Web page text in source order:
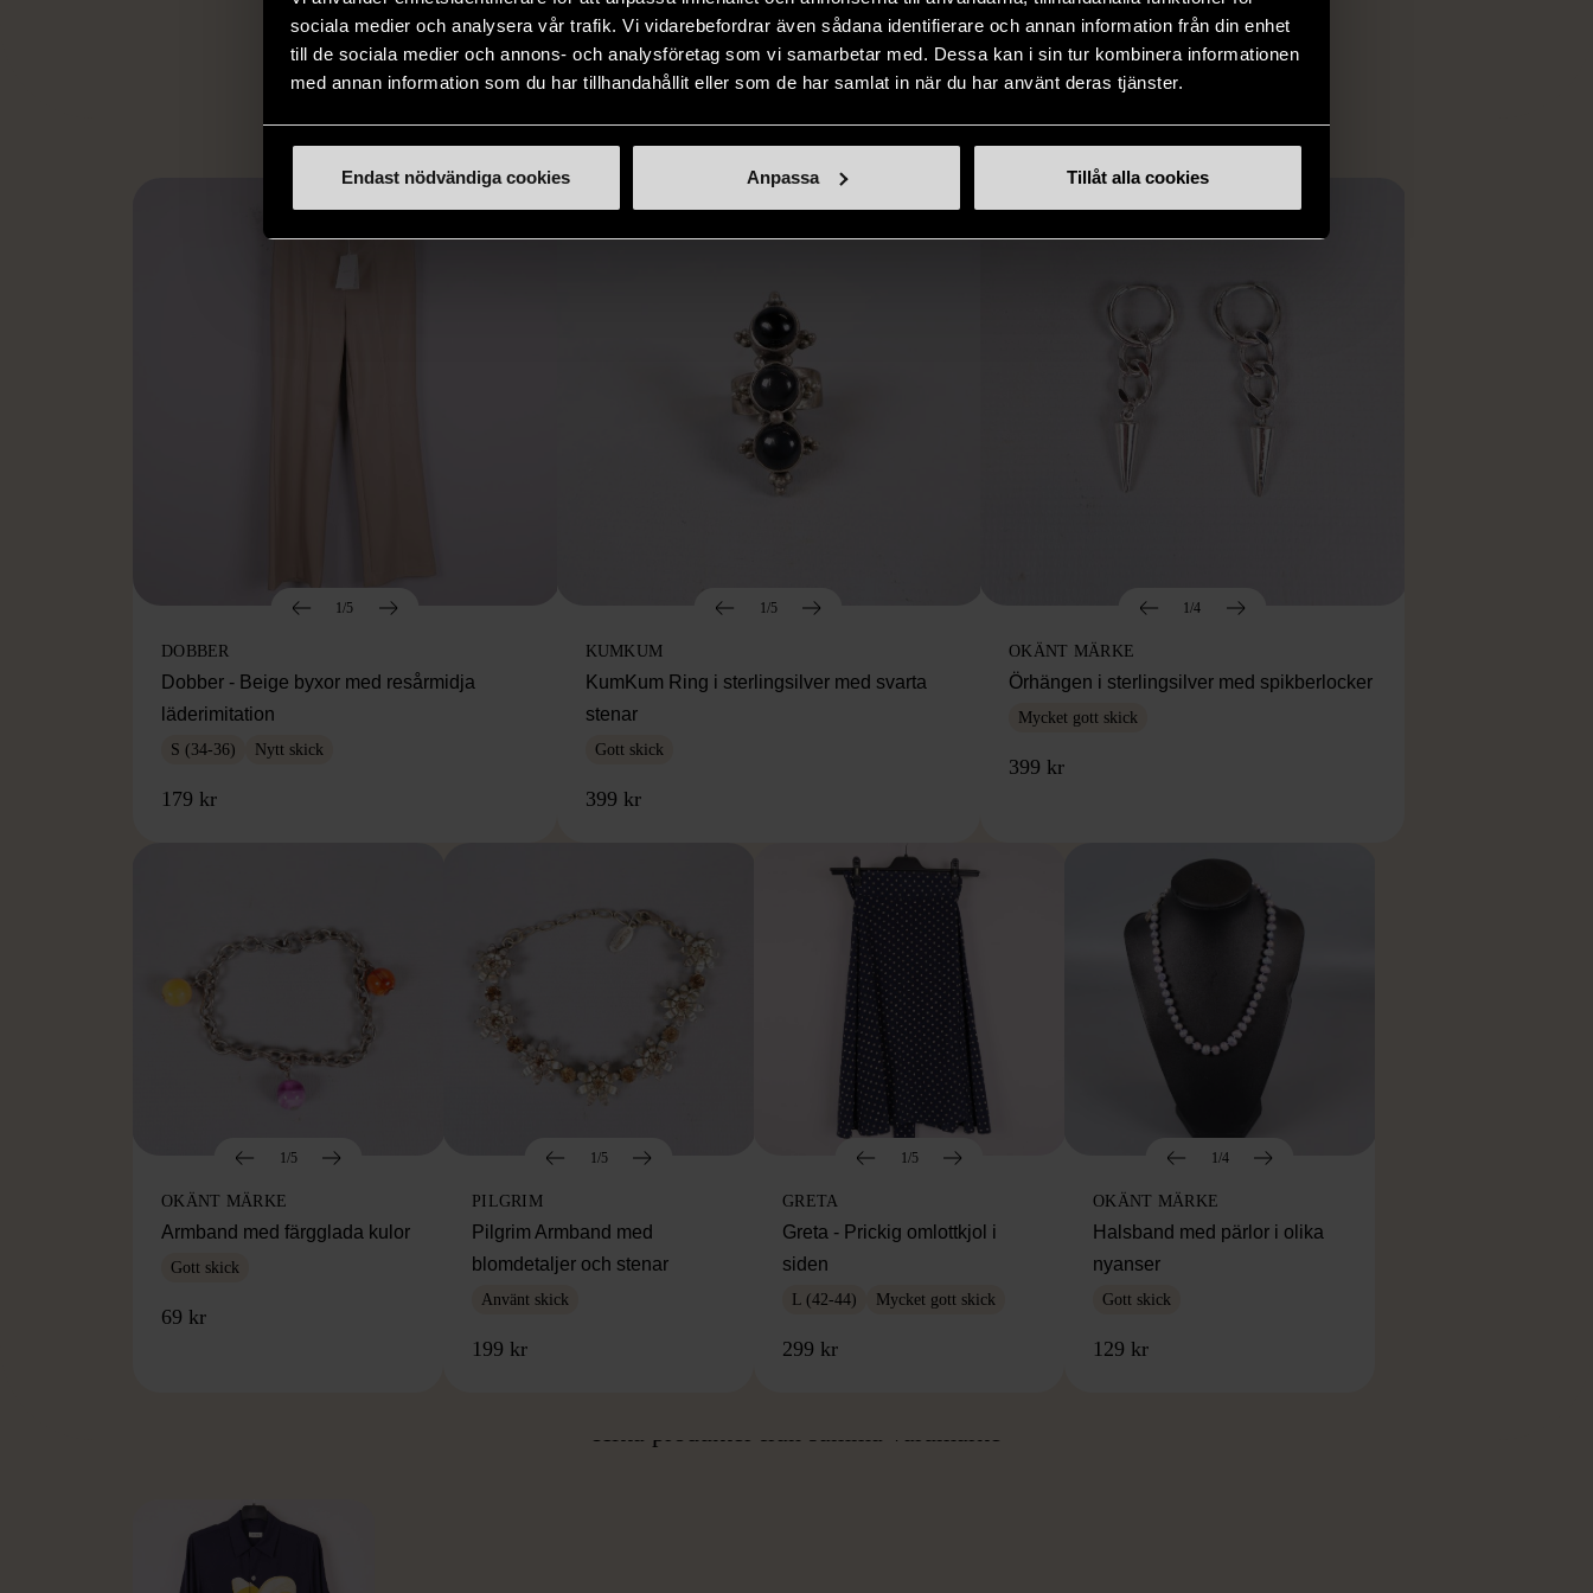
sociala medier och analysera vår trafik. Vi vidarebefordrar även sådana identifierare och annan information från din enhet
till de sociala medier och annons- och analysföretag som vi samarbetar med. Dessa kan i sin tur kombinera informationen
med annan information som du har tillhandahållit eller som de har samlat in när du har använt deras tjänster.
Endast nödvändiga cookies Anpassa Tillåt alla cookies
utanför arbetsmarknaden på ett
eller annat sätt.
nytt liv åt befintliga produkter.
inte finns i vanliga butiker.
LIKNANDE PRODUKTER
1/5
DOBBER
Dobber - Beige byxor med resårmidja
läderimitation
S (34-36) Nytt skick
179 kr
1/5
KUMKUM
KumKum Ring i sterlingsilver med svarta
stenar
Gott skick
399 kr
1/4
OKÄNT MÄRKE
Örhängen i sterlingsilver med spikberlocker
Mycket gott skick
399 kr
1/5
OKÄNT MÄRKE
Armband med färgglada kulor
Gott skick
69 kr
1/5
PILGRIM
Pilgrim Armband med
blomdetaljer och stenar
Använt skick
199 kr
1/5
GRETA
Greta - Prickig omlottkjol i
siden
L (42-44) Mycket gott skick
299 kr
1/4
OKÄNT MÄRKE
Halsband med pärlor i olika
nyanser
Gott skick
129 kr
Hitta produkter från samma varumärke